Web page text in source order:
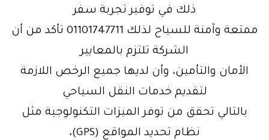
ذلك في توفير تجربة سفر
ممتعة وآمنة للسياح لذلك 01101747711 تأكد من أن
الشركة تلتزم بالمعايير
الأمان والتأمين، وأن لديها جميع الرخص اللازمة
لتقديم خدمات النقل السياحي
بالتالي تحقق من توفر الميزات التكنولوجية مثل
نظام تحديد المواقع (GPS)،